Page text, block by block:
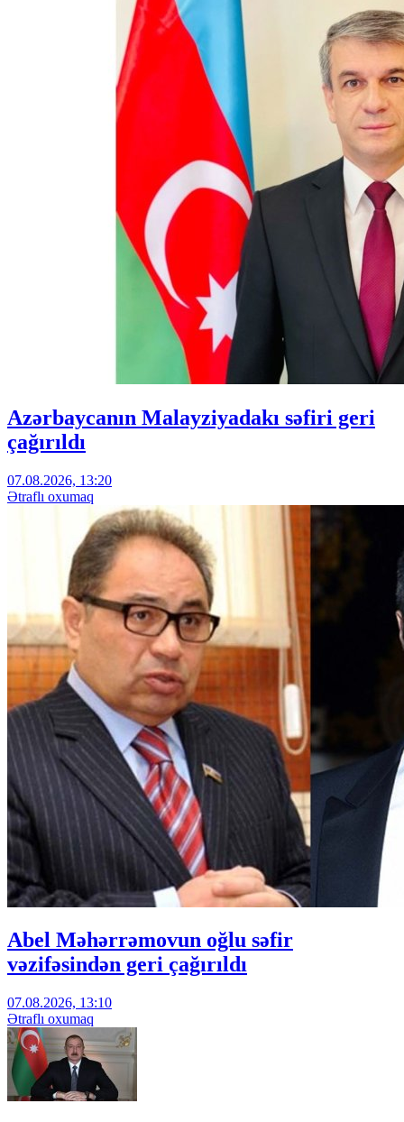
Azərbaycanın Malayziyadakı səfiri geri
çağırıldı
07.08.2026, 13:20
Ətraflı oxumaq
Abel Məhərrəmovun oğlu səfir
vəzifəsindən geri çağırıldı
07.08.2026, 13:10
Ətraflı oxumaq